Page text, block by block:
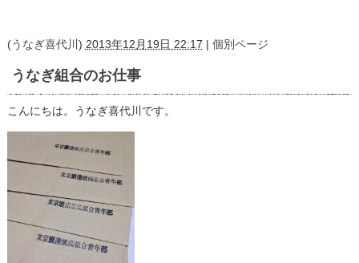
(うなぎ喜代川 ) 2013年12月19日 22:17 | 個別ページ
うなぎ組合のお仕事
こんにちは。うなぎ喜代川です。